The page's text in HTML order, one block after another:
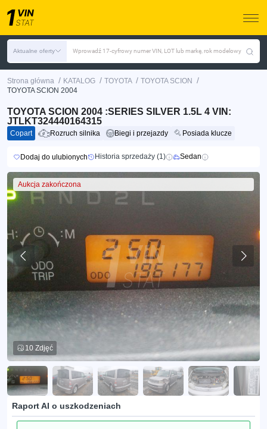
Aktualne oferty Wprowadź 17-cyfrowy numer VIN, LOT lub markę, rok modelowy
Strona główna / KATALOG / TOYOTA / TOYOTA SCION /
TOYOTA SCION 2004
TOYOTA SCION 2004 :SERIES SILVER 1.5L 4 VIN:
JTLKT324440164315
Copart Rozruch silnika Biegi i przejazdy Posiada klucze
Dodaj do ulubionych Historia sprzedaży (1) Sedan
Aukcja zakończona
10 Zdjęć
Raport AI o uszkodzeniach